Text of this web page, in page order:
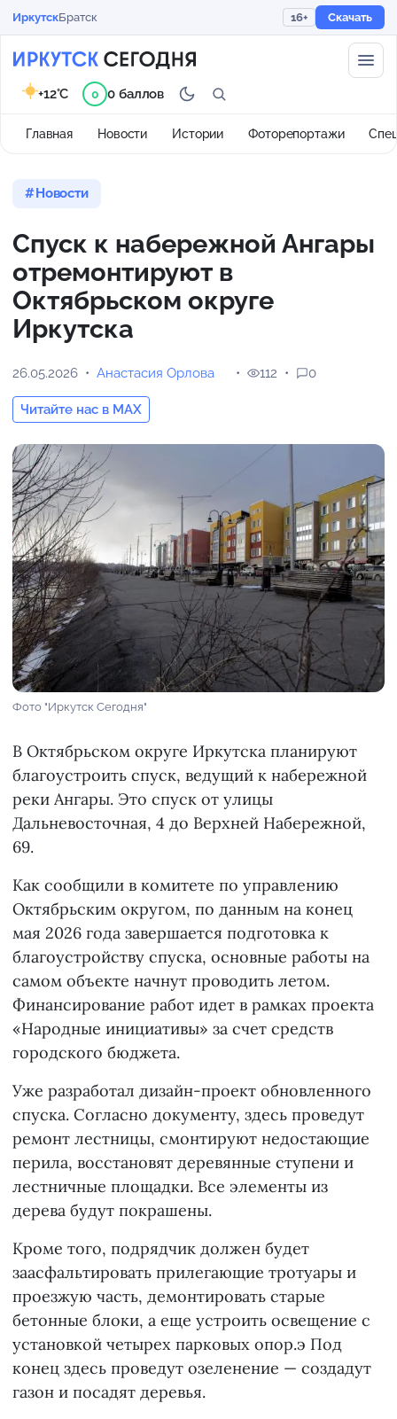
ИркутскБратск 16+ Скачать
Главная Новости Истории Фоторепортажи
+12°C 0 0 баллов
Новости
Спуск к набережной Ангары
отремонтируют в
Октябрьском округе
Иркутска
26.05.2026 Анастасия Орлова
Читайте нас в MAX
112 0
Фото "Иркутск Сегодня"
В Октябрьском округе Иркутска планируют
благоустроить спуск, ведущий к набережной
реки Ангары. Это спуск от улицы
Дальневосточная, 4 до Верхней Набережной,
69.
Как сообщили в комитете по управлению
Октябрьским округом, по данным на конец
мая 2026 года завершается подготовка к
благоустройству спуска, основные работы на
самом объекте начнут проводить летом.
Финансирование работ идет в рамках проекта
«Народные инициативы» за счет средств
городского бюджета.
Уже разработал дизайн-проект обновленного
спуска. Согласно документу, здесь проведут
ремонт лестницы, смонтируют недостающие
перила, восстановят деревянные ступени и
лестничные площадки. Все элементы из
дерева будут покрашены.
Кроме того, подрядчик должен будет
заасфальтировать прилегающие тротуары и
проезжую часть, демонтировать старые
бетонные блоки, а еще устроить освещение с
установкой четырех парковых опор.э Под
конец здесь проведут озеленение — создадут
газон и посадят деревья.